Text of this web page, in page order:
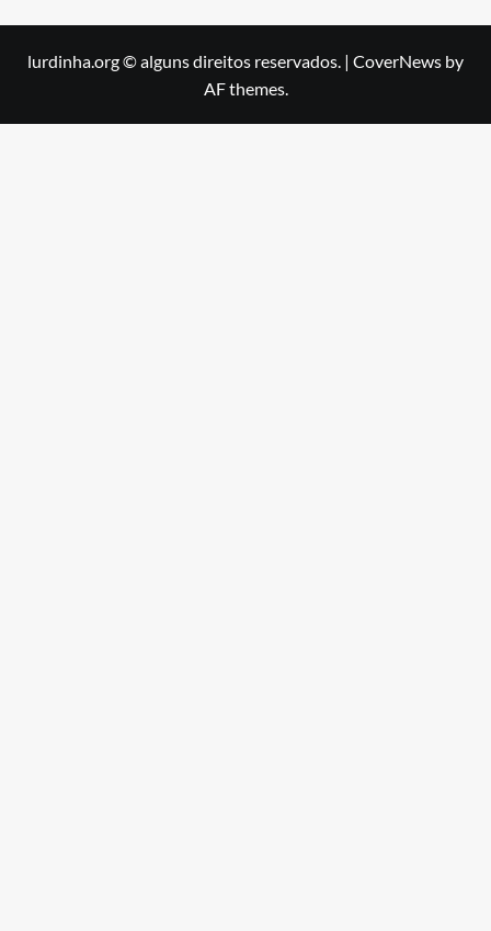
lurdinha.org © alguns direitos reservados. | CoverNews by
AF themes.